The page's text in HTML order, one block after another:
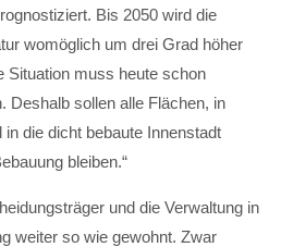
Bis 2050 wird die
womöglich um drei Grad höher
Situation muss heute schon
Deshalb sollen alle Flächen, in
die dicht bebaute Innenstadt
bleiben.“
und die Verwaltung in
weiter so wie gewohnt. Zwar